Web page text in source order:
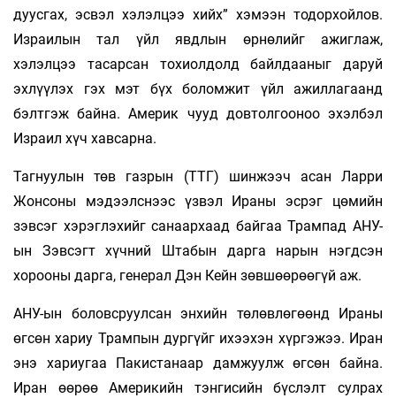
дуусгах, эсвэл хэлэлцээ хийх” хэмээн тодорхойлов.
Израилын тал үйл явд­лын өрнөлийг ажиглаж,
хэлэлцээ тасарсан тохиол­долд байлдааныг даруй
эхлүүлэх гэх мэт бүх боломжит үйл ажиллагаанд
бэлтгэж байна. Аме­рик чууд довтолгооноо эхэлбэл
Израил хүч хав­сарна.
Тагнуулын төв газрын (ТТГ) шинжээч асан Ларри
Жонсоны мэдээлснээс үзвэл Ираны эсрэг цөмийн
зэвсэг хэрэглэхийг санаархаад байгаа Трампад АНУ-
ын Зэвсэгт хүчний Штабын дарга нарын нэгдсэн
хорооны дарга, генерал Дэн Кейн зөвшөөрөөгүй аж.
АНУ-ын боловсруулсан энхийн төлөв­лөгөөнд Ираны
өгсөн хариу Трампын дургүйг ихээ­хэн хүргэжээ. Иран
энэ хариугаа Пакистанаар дамжуулж өгсөн байна.
Иран өөрөө Аме­рикийн тэнгисийн бүслэлт сулрах